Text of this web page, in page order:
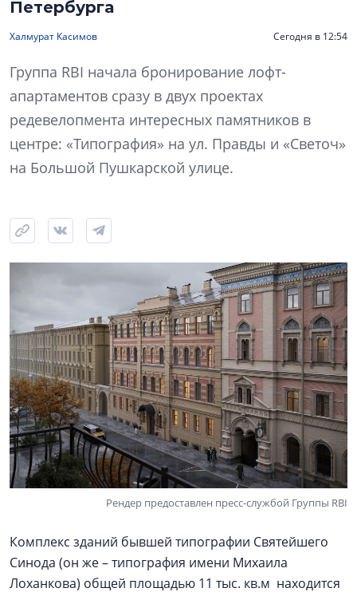
Петербурга
Халмурат Касимов Сегодня в 12:54
Группа RBI начала бронирование лофт-
апартаментов сразу в двух проектах
редевелопмента интересных памятников в
центре: «Типография» на ул. Правды и «Светоч»
на Большой Пушкарской улице.
Рендер предоставлен пресс-службой Группы RBI
Комплекс зданий бывшей типографии Святейшего
Синода (он же – типография имени Михаила
Лоханкова) общей площадью 11 тыс. кв.м находится